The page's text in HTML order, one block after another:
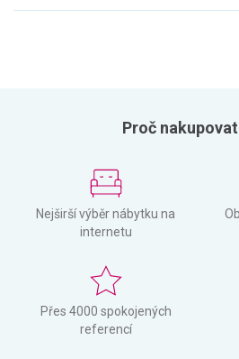
Proč
Nejširší výběr nábytku na
internetu
Přes 4000 spokojených
referencí